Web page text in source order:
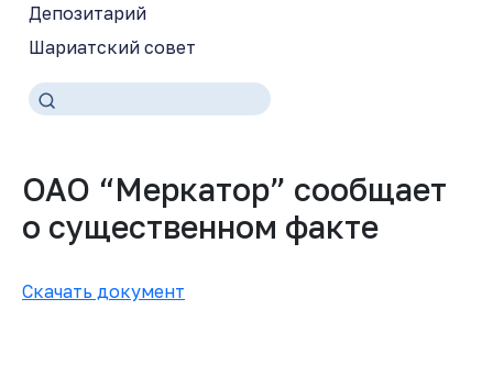
Депозитарий
Шариатский совет
ОАО “Меркатор” сообщает
о существенном факте
Скачать документ